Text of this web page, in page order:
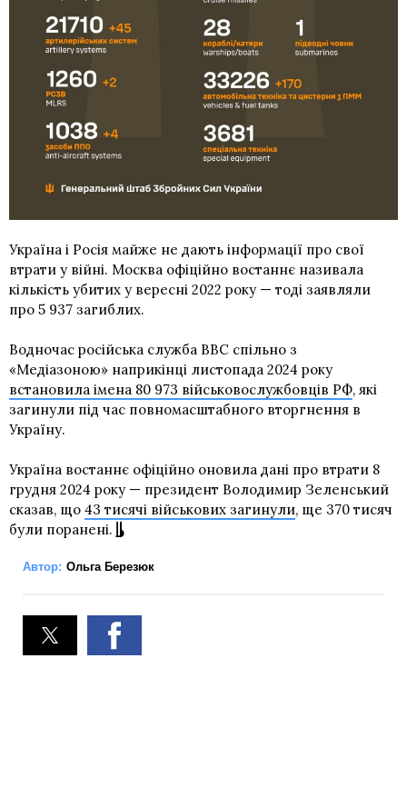
Україна і Росія майже не дають інформації про свої
втрати у війні. Москва офіційно востаннє називала
кількість убитих у вересні 2022 року — тоді заявляли
про 5 937 загиблих.
Водночас російська служба BBC спільно з
«Медіазоною» наприкінці листопада 2024 року
встановила імена 80 973 військовослужбовців РФ, які
загинули під час повномасштабного вторгнення в
Україну.
Україна востаннє офіційно оновила дані про втрати 8
грудня 2024 року — президент Володимир Зеленський
сказав, що 43 тисячі військових загинули, ще 370 тисяч
були поранені.
Автор: Ольга Березюк